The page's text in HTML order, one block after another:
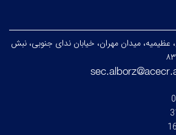
عظیمیه، میدان مهران، خیابان ندای جنوبی، نبش